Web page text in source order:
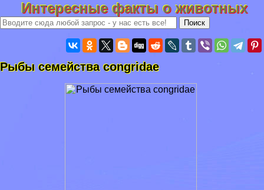
Интересные факты о животных
Рыбы семейства congridae